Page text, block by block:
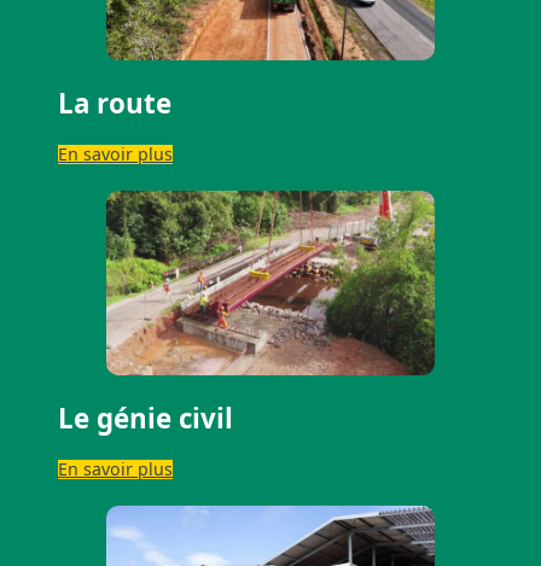
La route
En savoir plus
Le génie civil
En savoir plus